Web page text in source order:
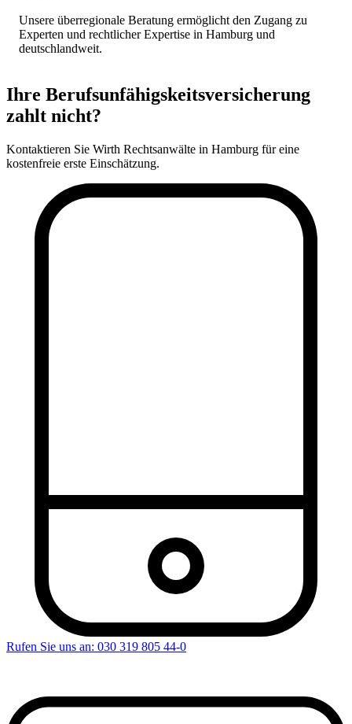
Unsere überregionale Beratung ermöglicht den Zugang zu
Experten und rechtlicher Expertise in Hamburg und
deutschlandweit.
Ihre Berufsunfähigskeitsversicherung
zahlt nicht?
Kontaktieren Sie Wirth Rechtsanwälte in Hamburg für eine
kostenfreie erste Einschätzung.
Rufen Sie uns an: 030 319 805 44-0